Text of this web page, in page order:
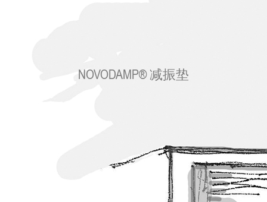
NOVODAMP® 减振垫